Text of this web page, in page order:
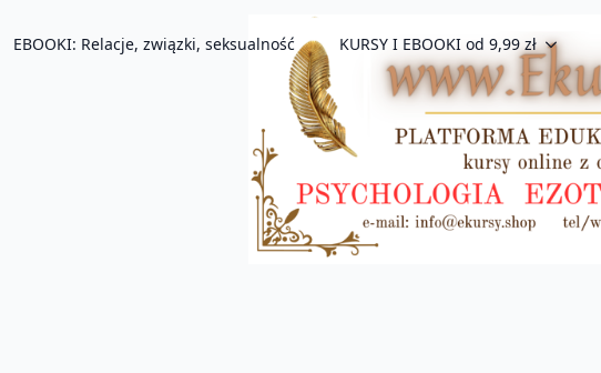
EBOOKI: Relacje, związki, seksualność KURSY I EBOOKI od 9,99 zł